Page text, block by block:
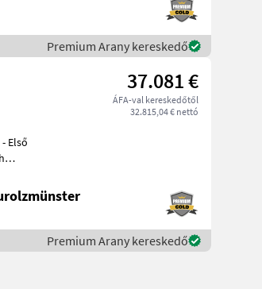
Premium Arany kereskedő
37.081 €
ÁFA-val kereskedőtől
32.815,04 € nettó
Premium Arany kereskedő